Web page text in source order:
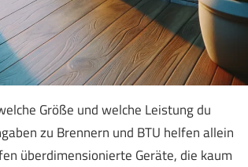
Größe und welche Leistung du
zu Brennern und BTU helfen allein
überdimensionierte Geräte, die kaum